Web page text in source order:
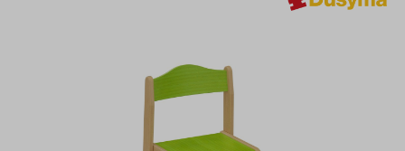
Bildergalerie überspringen